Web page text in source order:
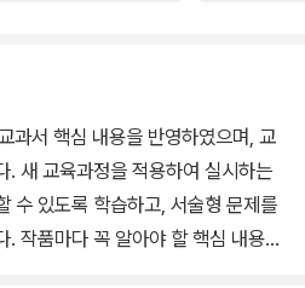
과서 핵심 내용을 반영하였으며, 교
. 새 교육과정을 적용하여 실시하는
수 있도록 학습하고, 서술형 문제를
작품마다 꼭 알아야 할 핵심 내용을